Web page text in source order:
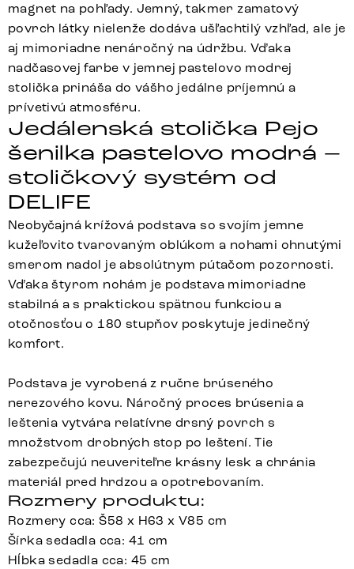
magnet na pohľady. Jemný, takmer zamatový
povrch látky nielenže dodáva ušľachtilý vzhľad, ale je
aj mimoriadne nenáročný na údržbu. Vďaka
nadčasovej farbe v jemnej pastelovo modrej
stolička prináša do vášho jedálne príjemnú a
prívetivú atmosféru.
Jedálenská stolička Pejo
šenilka pastelovo modrá –
stoličkový systém od
DELIFE
Neobyčajná krížová podstava so svojím jemne
kužeľovito tvarovaným oblúkom a nohami ohnutými
smerom nadol je absolútnym pútačom pozornosti.
Vďaka štyrom nohám je podstava mimoriadne
stabilná a s praktickou spätnou funkciou a
otočnosťou o 180 stupňov poskytuje jedinečný
komfort.
Podstava je vyrobená z ručne brúseného
nerezového kovu. Náročný proces brúsenia a
leštenia vytvára relatívne drsný povrch s
množstvom drobných stop po leštení. Tie
zabezpečujú neuveriteľne krásny lesk a chránia
materiál pred hrdzou a opotrebovaním.
Rozmery produktu:
Rozmery cca: Š58 x H63 x V85 cm
Šírka sedadla cca: 41 cm
Hĺbka sedadla cca: 45 cm